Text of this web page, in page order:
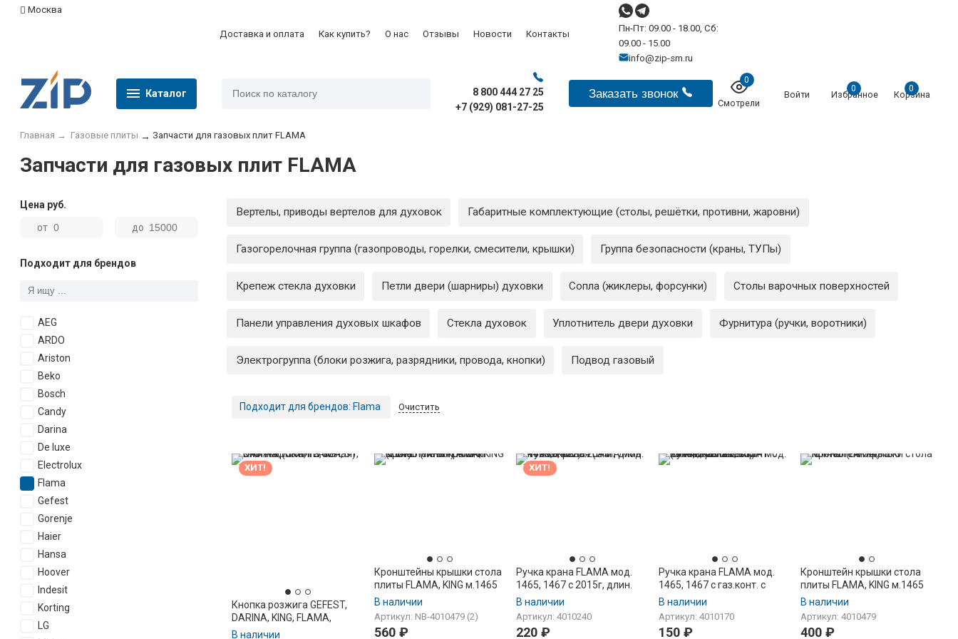
Москва
Доставка и оплата Как купить? О нас Отзывы Новости Контакты
Пн-Пт: 09.00 - 18.00, Сб:
09.00 - 15.00
info@zip-sm.ru
Каталог
8 800 444 27 25
+7 (929) 081-27-25
Заказать звонок
0
Смотрели
Войти
0
Избранное
0
Корзина
Главная → Газовые плиты → Запчасти для газовых плит FLAMA
Запчасти для газовых плит FLAMA
Цена руб.
от до
Подходит для брендов
AEG
ARDO
Ariston
Beko
Bosch
Candy
Darina
De luxe
Electrolux
Flama
Gefest
Gorenje
Haier
Hansa
Hoover
Indesit
Korting
LG
Вертелы, приводы вертелов для духовок Габаритные комплектующие (столы, решётки, противни, жаровни)
Газогорелочная группа (газопроводы, горелки, смесители, крышки) Группа безопасности (краны, ТУПы)
Крепеж стекла духовки Петли двери (шарниры) духовки Сопла (жиклеры, форсунки) Столы варочных поверхностей
Панели управления духовых шкафов Стекла духовок Уплотнитель двери духовки Фурнитура (ручки, воротники)
Электрогруппа (блоки розжига, разрядники, провода, кнопки) Подвод газовый
Подходит для брендов: Flama Очистить
ХИТ!
Кнопка розжига GEFEST,
DARINA, KING, FLAMA,
Омичка (ПКН-13, белая)
В наличии
Кронштейны крышки стола
плиты FLAMA, KING м.1465
(петля) ком-кт (2шт)
В наличии
Артикул: NB-4010479 (2)
560 ₽
ХИТ!
Ручка крана FLAMA мод.
1465, 1467 с 2015г, длин.
ножка, белая (GN
В наличии
Артикул: 4010240
220₽
Ручка крана FLAMA мод.
1465, 1467 с газ.конт. c
2015г, на ТУП, кор. ножка,
В наличии
Артикул: 4010170
150 ₽
Кронштейн крышки стола
плиты FLAMA, KING м.1465
(петля)
В наличии
Артикул: 4010479
400₽